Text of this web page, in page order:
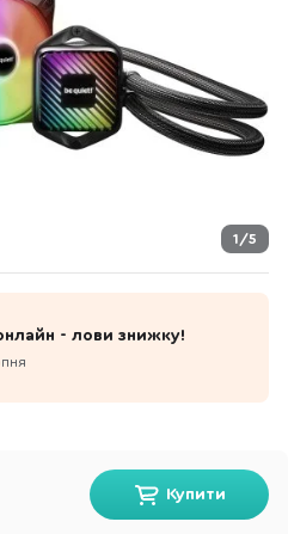
1/5
- лови знижку!
Купити